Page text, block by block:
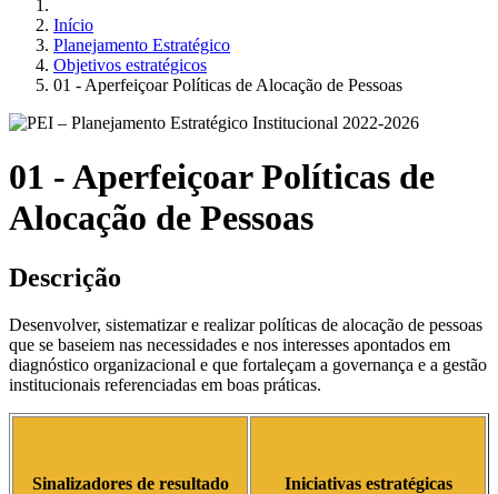
Início
Planejamento Estratégico
Objetivos estratégicos
01 - Aperfeiçoar Políticas de Alocação de Pessoas
01 - Aperfeiçoar Políticas de
Alocação de Pessoas
Descrição
Desenvolver, sistematizar e realizar políticas de alocação de pessoas
que se baseiem nas necessidades e nos interesses apontados em
diagnóstico organizacional e que fortaleçam a governança e a gestão
institucionais referenciadas em boas práticas.
Sinalizadores de resultado Iniciativas estratégicas